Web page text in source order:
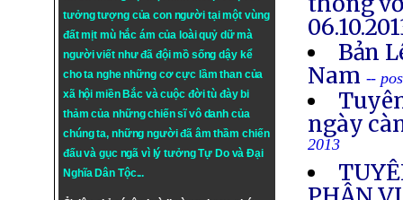
tưởng tượng của con người tại một vùng
đất mịt mù hắc ám của loài quỷ dữ mà
người viết như đã đội mồ sống dậy kể
cho ta nghe những cơ cực lầm than của
xã hội miền Bắc và cuộc đời tù đày bi
thảm của những chiến sĩ vô danh của
chúng ta, những người đã âm thầm chiến
đấu và gục ngã vì lý tưởngTự DovàĐại
Nghĩa Dân Tộc...
Bản
Nam --
ngày
2013